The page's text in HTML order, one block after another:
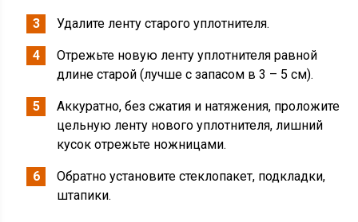
Удалите ленту старого уплотнителя.
Отрежьте новую ленту уплотнителя равной
длине старой (лучше с запасом в 3 – 5 см).
Аккуратно, без сжатия и натяжения, проложите
цельную ленту нового уплотнителя, лишний
кусок отрежьте ножницами.
Обратно установите стеклопакет, подкладки,
штапики.